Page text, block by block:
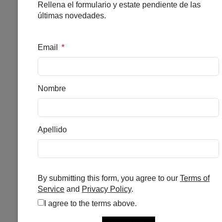
LRP CICAPLAST BAUME B5
40ML